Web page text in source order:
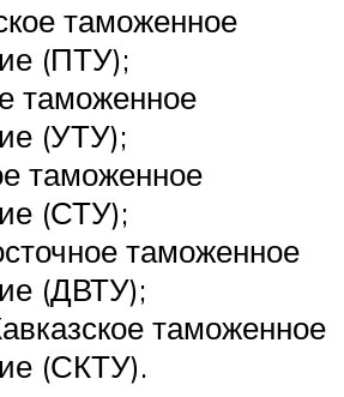
таможенное
(ПТУ);
таможенное
(УТУ);
таможенное
(СТУ);
таможенное
(ДВТУ);
таможенное
(СКТУ).